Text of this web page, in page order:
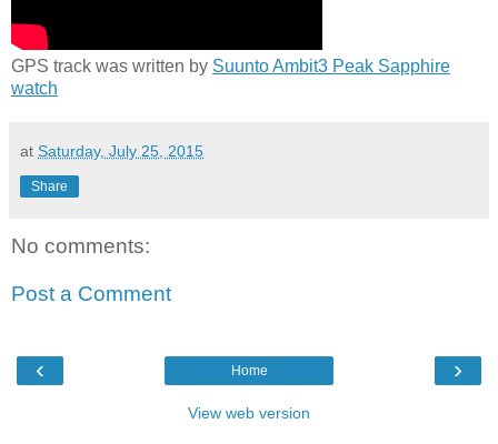
GPS track was written by Suunto Ambit3 Peak Sapphire
watch
at Saturday, July 25, 2015
Share
No comments:
Post a Comment
‹ ›
Home
View web version